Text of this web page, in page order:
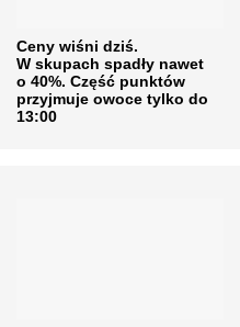
Ceny wiśni dziś.
W skupach spadły nawet
o 40%. Część punktów
przyjmuje owoce tylko do
13:00